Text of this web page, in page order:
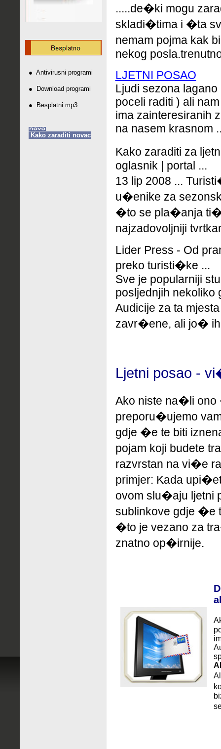
● Antivirusni programi
● Download programi
● Besplatni mp3
Kako zaraditi novac
.....de�ki mogu
skladi�tima i �ta
nemam pojma kak
nekog
LJETNI POSAO
Ljudi sezona
poceli raditi ) ali
ima zainteresiranih
na nasem krasnom
Kako zaraditi za
oglasnik | portal ...
13 lip 2008 ...
u�enike za
�to se pla�anja
najzadovoljniji
Lider Press - Od
preko turisti�ke ...
Sve je popularniji
posljednjih nekoliko
Audicije za ta
zavr�ene, ali jo�
Ljetni posao -
Ako niste na�li
preporu�ujemo
gdje �e te biti
pojam koji budete
razvrstan na vi�e
primjer: Kada
ovom slu�aju ljetni
sublinkove gdje
�to je vezano za
znatno op�irnije.